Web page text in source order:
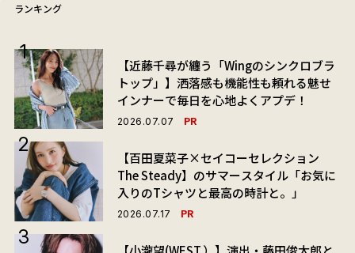
ランキング
【近藤千尋が纏う「Wingのシンクロブラ
トップ」】洒落感も機能性も頼れる魅せ
インナーで毎日を心地よくアプデ！
2026.07.07 PR
【百田夏菜子×セイコーセレクション
The Steady】のサマースタイル「お気に
入りのTシャツと最高の時計と。」
2026.07.17 PR